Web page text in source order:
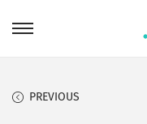
PREVIOUS